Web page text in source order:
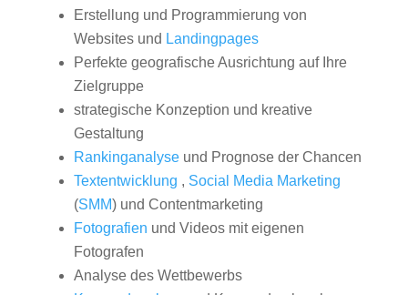
Erstellung und Programmierung von
Websites und Landingpages
Perfekte geografische Ausrichtung auf Ihre
Zielgruppe
strategische Konzeption und kreative
Gestaltung
Rankinganalyseund Prognose der Chancen
Textentwicklung , Social Media Marketing
(SMM) und Contentmarketing
Fotografien und Videos mit eigenen
Fotografen
Analyse des Wettbewerbs